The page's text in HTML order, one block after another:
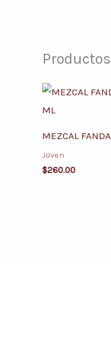
MEZCAL
Joven
$260.00